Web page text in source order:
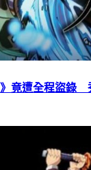
》竟遭全程盜錄